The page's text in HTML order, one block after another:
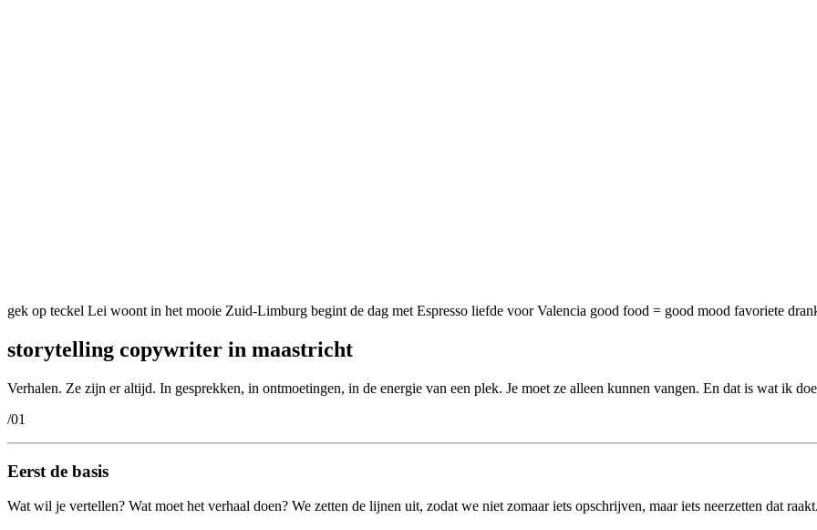
gek op teckel Lei woont in het mooie Zuid-Limburg begint de dag met Espresso liefde voor Valencia good food = good mood favoriete
storytelling copywriter in maastricht
Verhalen. Ze zijn er altijd. In gesprekken, in ontmoetingen, in de energie van een plek. Je moet ze alleen kunnen vangen. En dat is wat ik
/01
Eerst de basis
Wat wil je vertellen? Wat moet het verhaal doen? We zetten de lijnen uit, zodat we niet zomaar iets opschrijven, maar iets neerzetten dat